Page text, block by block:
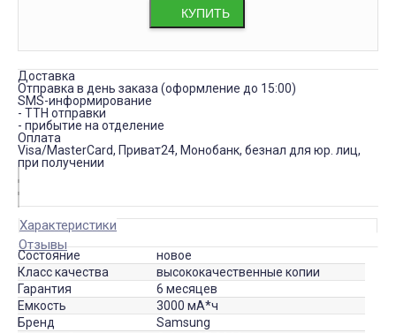
КУПИТЬ
Доставка
Отправка в день заказа (оформление до 15:00)
SMS-информирование
- ТТН отправки
- прибытие на отделение
Оплата
Visa/MasterCard, Приват24, Монобанк, безнал для юр. лиц,
при получении
Характеристики
Отзывы
Состояние
новое
Класс качества
высококачественные копии
Гарантия
6 месяцев
Емкость
3000 мА*ч
Бренд
Samsung